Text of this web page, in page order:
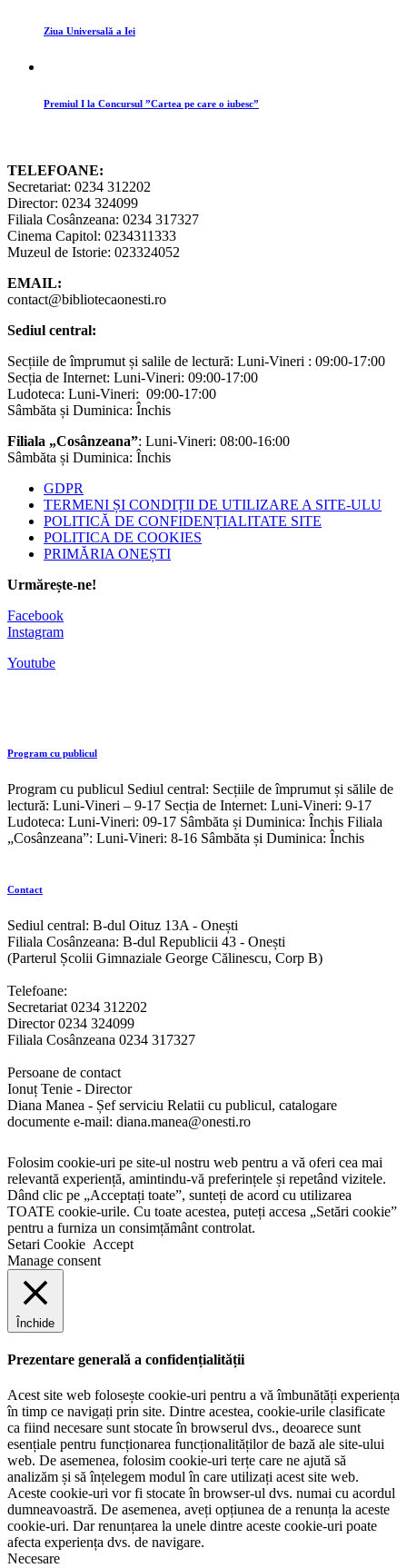
Ziua Universală a Iei
Premiul I la Concursul ”Cartea pe care o iubesc”
TELEFOANE:
Secretariat: 0234 312202
Director: 0234 324099
Filiala Cosânzeana: 0234 317327
Cinema Capitol: 0234311333
Muzeul de Istorie: 023324052
EMAIL:
contact@bibliotecaonesti.ro
Sediul central:
Secțiile de împrumut și salile de lectură: Luni-Vineri : 09:00-17:00
Secția de Internet: Luni-Vineri: 09:00-17:00
Ludoteca: Luni-Vineri: 09:00-17:00
Sâmbăta și Duminica: Închis
Filiala „Cosânzeana”: Luni-Vineri: 08:00-16:00
Sâmbăta și Duminica: Închis
GDPR
TERMENI ȘI CONDIȚII DE UTILIZARE A SITE-ULU
POLITICĂ DE CONFIDENȚIALITATE SITE
POLITICA DE COOKIES
PRIMĂRIA ONEȘTI
Urmărește-ne!
Facebook
Instagram
Youtube
Program cu publicul
Program cu publicul Sediul central: Secțiile de împrumut și sălile de
lectură: Luni-Vineri – 9-17 Secția de Internet: Luni-Vineri: 9-17
Ludoteca: Luni-Vineri: 09-17 Sâmbăta și Duminica: Închis Filiala
„Cosânzeana”: Luni-Vineri: 8-16 Sâmbăta și Duminica: Închis
Contact
Sediul central: B-dul Oituz 13A - Onești
Filiala Cosânzeana: B-dul Republicii 43 - Onești
(Parterul Școlii Gimnaziale George Călinescu, Corp B)
Telefoane:
Secretariat 0234 312202
Director 0234 324099
Filiala Cosânzeana 0234 317327
Persoane de contact
Ionuț Tenie - Director
Diana Manea - Șef serviciu Relatii cu publicul, catalogare
documente e-mail: diana.manea@onesti.ro
Folosim cookie-uri pe site-ul nostru web pentru a vă oferi cea mai
relevantă experiență, amintindu-vă preferințele și repetând vizitele.
Dând clic pe „Acceptați toate”, sunteți de acord cu utilizarea
TOATE cookie-urile. Cu toate acestea, puteți accesa „Setări cookie”
pentru a furniza un consimțământ controlat.
Setari Cookie Accept
Manage consent
Închide
Prezentare generală a confidențialității
Acest site web folosește cookie-uri pentru a vă îmbunătăți experiența
în timp ce navigați prin site. Dintre acestea, cookie-urile clasificate
ca fiind necesare sunt stocate în browserul dvs., deoarece sunt
esențiale pentru funcționarea funcționalităților de bază ale site-ului
web. De asemenea, folosim cookie-uri terțe care ne ajută să
analizăm și să înțelegem modul în care utilizați acest site web.
Aceste cookie-uri vor fi stocate în browser-ul dvs. numai cu acordul
dumneavoastră. De asemenea, aveți opțiunea de a renunța la aceste
cookie-uri. Dar renunțarea la unele dintre aceste cookie-uri poate
afecta experiența dvs. de navigare.
Necesare